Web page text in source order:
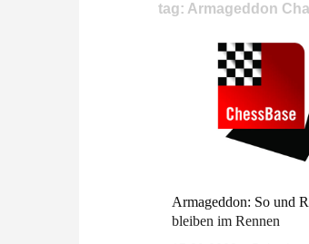
tag: Armageddon
Armageddon: So und
bleiben im Rennen